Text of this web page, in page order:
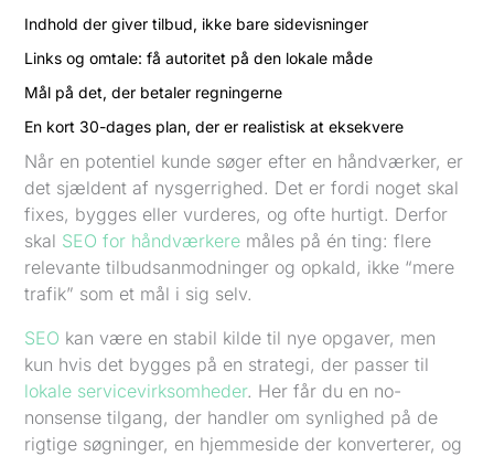
Indhold der giver tilbud, ikke bare sidevisninger
Links og omtale: få autoritet på den lokale måde
Mål på det, der betaler regningerne
En kort 30-dages plan, der er realistisk at eksekvere
Når en potentiel kunde søger efter en håndværker, er
det sjældent af nysgerrighed. Det er fordi noget skal
fixes, bygges eller vurderes, og ofte hurtigt. Derfor
skal SEO for håndværkere måles på én ting: flere
relevante tilbudsanmodninger og opkald, ikke “mere
trafik” som et mål i sig selv.
SEO kan være en stabil kilde til nye opgaver, men
kun hvis det bygges på en strategi, der passer til
lokale servicevirksomheder. Her får du en no-
nonsense tilgang, der handler om synlighed på de
rigtige søgninger, en hjemmeside der konverterer, og